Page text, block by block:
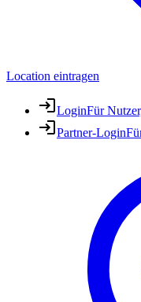
Location eintragen
LoginFür
Partner-Login